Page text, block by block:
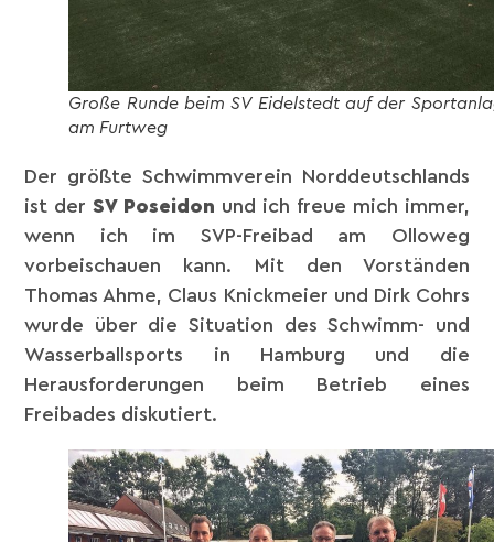
Große Runde beim SV Eidelstedt auf der
am Furtweg
Der größte Schwimmverein Norddeutschlands
ist derSV Poseidon und ich freue mich immer,
wenn ich im SVP-Freibad am Olloweg
vorbeischauen kann. Mit den Vorständen
Thomas Ahme, Claus Knickmeier und Dirk Cohrs
wurde über die Situation des Schwimm- und
Wasserballsports in Hamburg und die
Herausforderungen beim Betrieb eines
Freibades diskutiert.